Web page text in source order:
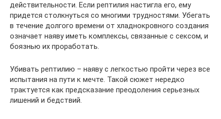
действительности. Если рептилия настигла его, ему
придется столкнуться со многими трудностями. Убегать
в течение долгого времени от хладнокровного создания
означает наяву иметь комплексы, связанные с сексом, и
боязнью их проработать.
Убивать рептилию – наяву с легкостью пройти через все
испытания на пути к мечте. Такой сюжет нередко
трактуется как предсказание преодоления серьезных
лишений и бедствий.